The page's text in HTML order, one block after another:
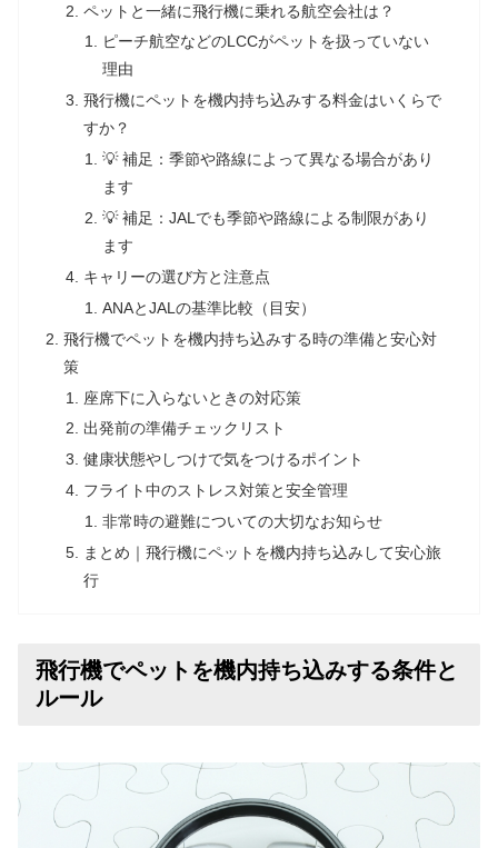
ペットと一緒に飛行機に乗れる航空会社は？
ピーチ航空などのLCCがペットを扱っていない
理由
飛行機にペットを機内持ち込みする料金はいくらで
すか？
💡 補足：季節や路線によって異なる場合があり
ます
💡 補足：JALでも季節や路線による制限があり
ます
キャリーの選び方と注意点
ANAとJALの基準比較（目安）
飛行機でペットを機内持ち込みする時の準備と安心対
策
座席下に入らないときの対応策
出発前の準備チェックリスト
健康状態やしつけで気をつけるポイント
フライト中のストレス対策と安全管理
非常時の避難についての大切なお知らせ
まとめ｜飛行機にペットを機内持ち込みして安心旅
行
飛行機でペットを機内持ち込みする条件と
ルール